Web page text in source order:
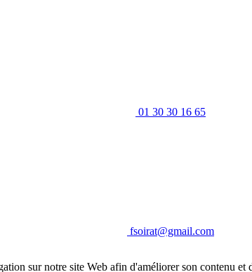
01 30 30 16 65
fsoirat@gmail.com
sur notre site Web afin d'améliorer son contenu